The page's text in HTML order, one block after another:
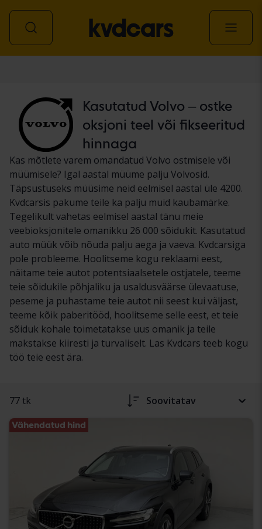
Kasutatud Volvo – ostke
oksjoni teel või fikseeritud
hinnaga
Kas mõtlete varem omandatud Volvo ostmisele või
müümisele? Igal aastal müüme palju Volvosid.
Täpsustuseks müüsime neid eelmisel aastal üle 4200.
Kvdcarsis pakume teile ka palju muid kaubamärke.
Tegelikult vahetas eelmisel aastal tänu meie
veebioksjonitele omanikku 26 000 sõidukit. Kasutatud
auto müük võib nõuda palju aega ja vaeva. Kvdcarsiga
pole probleeme. Hoolitseme kogu reklaami eest,
näitame teie autot potentsiaalsetele ostjatele, teeme
teie sõidukile põhjaliku ja usaldusväärse ülevaatuse,
peseme ja puhastame teie autot nii seest kui väljast,
teeme kõik paberitööd, hoolitseme selle eest, et teie
sõiduk kohale toimetatakse uus omanik ja teile
makstakse kiiresti ja turvaliselt. Las Kvdcars teeb kogu
töö teie eest ära.
77 tk Soovitatav
Vähendatud hind